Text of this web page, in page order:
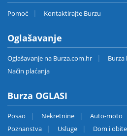
Pomoć Kontaktirajte Burzu
Oglašavanje
Oglašavanje na Burza.com.hr
Burza
Način plaćanja
Burza OGLASI
Posao Nekretnine Auto-moto
Poznanstva
Usluge Dom i